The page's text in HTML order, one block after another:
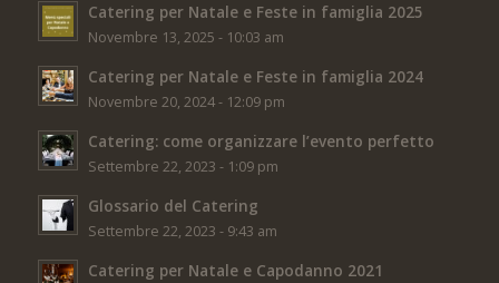
Catering per Natale e Feste in famiglia 2025
Novembre 13, 2025 - 10:03 am
Catering per Natale e Feste in famiglia 2024
Novembre 20, 2024 - 12:09 pm
Catering: come organizzare l’evento perfetto
Settembre 22, 2023 - 1:09 pm
Glossario del Catering
Settembre 22, 2023 - 9:43 am
Catering per Natale e Capodanno 2021